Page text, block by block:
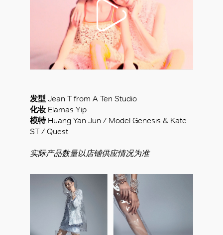
发型 Jean T from A Ten Studio
化妆 Elamas Yip
模特 Huang Yan Jun / Model Genesis & Kate
ST / Quest
实际产品数量以店铺供应情况为准